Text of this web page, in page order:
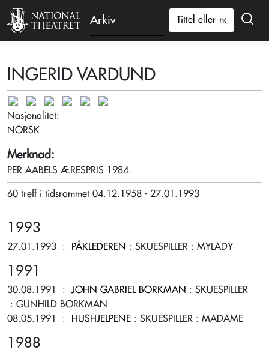
Arkiv
INGERID VARDUND
Nasjonalitet:
NORSK
Merknad:
PER AABELS ÆRESPRIS 1984.
60 treff i tidsrommet 04.12.1958 - 27.01.1993
1993
27.01.1993 : PÅKLEDEREN : SKUESPILLER : MYLADY
1991
30.08.1991 : JOHN GABRIEL BORKMAN : SKUESPILLER
: GUNHILD BORKMAN
08.05.1991
: HUSHJELPENE : SKUESPILLER : MADAME
1988